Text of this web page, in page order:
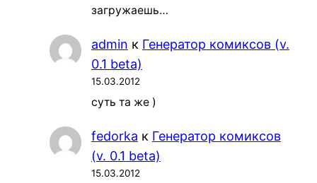
загружаешь…
admin к Генератор комиксов (v.
0.1 beta)
15.03.2012
суть та же )
fedorka к Генератор комиксов
(v. 0.1 beta)
15.03.2012